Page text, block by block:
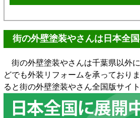
街の外壁塗装やさんは日本全
街の外壁塗装やさんは千葉県以外
どでも外装リフォームを承っており
ると街の外壁塗装やさん全国版サイ